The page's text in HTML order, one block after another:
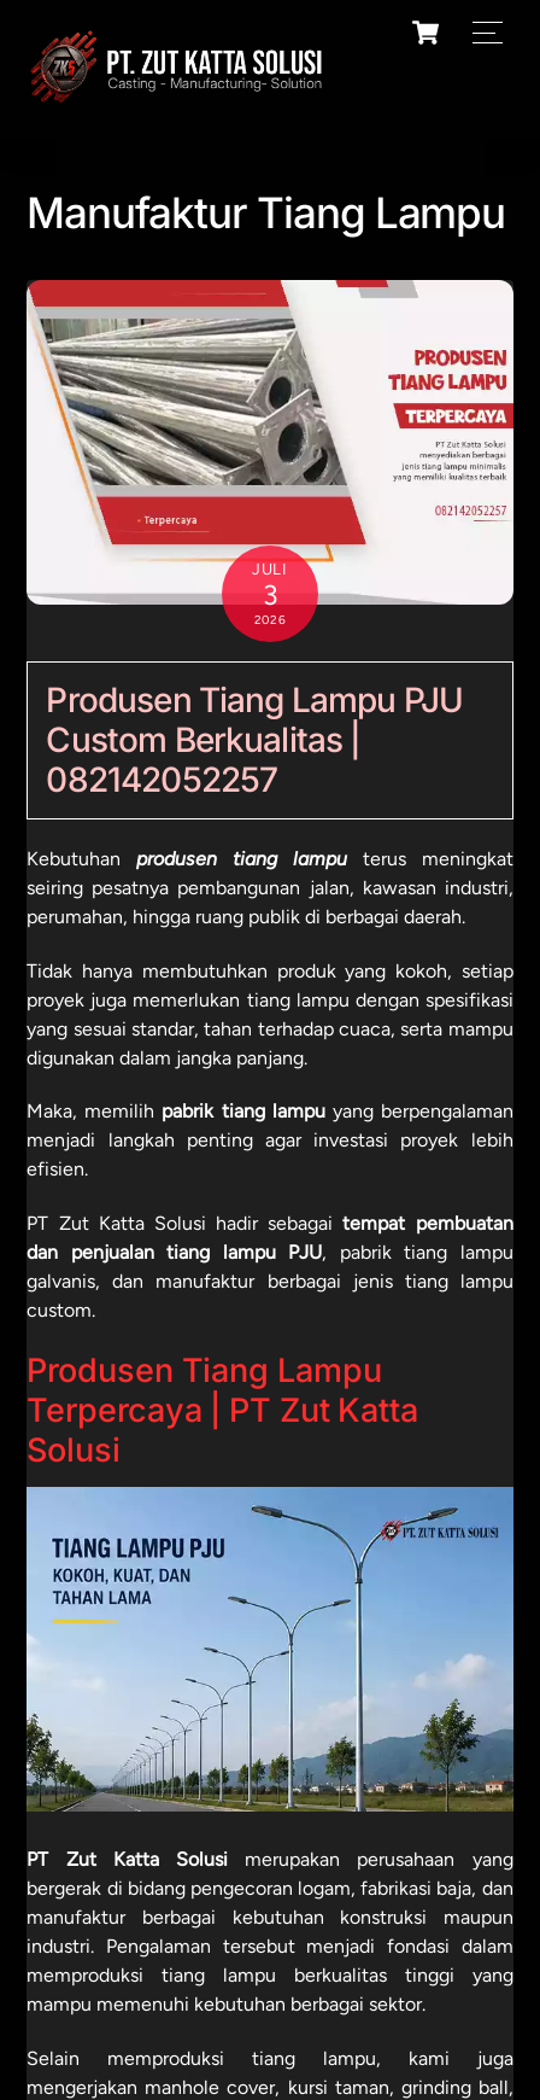
content
Cart
Manufaktur Tiang Lampu
JULI
3
2026
Produsen Tiang Lampu PJU
Custom Berkualitas |
082142052257
Kebutuhanprodusen tiang lamputerus meningkat
seiring pesatnya pembangunan jalan, kawasan industri,
perumahan, hingga ruang publik di berbagai daerah.
Tidak hanya membutuhkan produk yang kokoh, setiap
proyek juga memerlukan tiang lampu dengan spesifikasi
yang sesuai standar, tahan terhadap cuaca, serta mampu
digunakan dalam jangka panjang.
Maka, memilih pabrik tiang lampuyang berpengalaman
menjadi langkah penting agar investasi proyek lebih
efisien.
PT Zut Katta Solusi hadir sebagaitempat pembuatan
dan penjualan tiang lampu PJU, pabrik tiang lampu
galvanis, dan manufaktur berbagai jenis tiang lampu
custom.
Produsen Tiang Lampu
Terpercaya | PT Zut Katta
Solusi
PT Zut Katta Solusi merupakan perusahaan yang
bergerak di bidang pengecoran logam, fabrikasi baja, dan
manufaktur berbagai kebutuhan konstruksi maupun
industri. Pengalaman tersebut menjadi fondasi dalam
memproduksi tiang lampu berkualitas tinggi yang
mampu memenuhi kebutuhan berbagai sektor.
Selain memproduksi tiang lampu, kami juga
mengerjakan manhole cover, kursi taman, grinding ball,